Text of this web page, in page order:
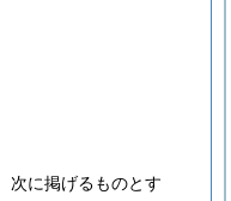
次に掲げるものとす